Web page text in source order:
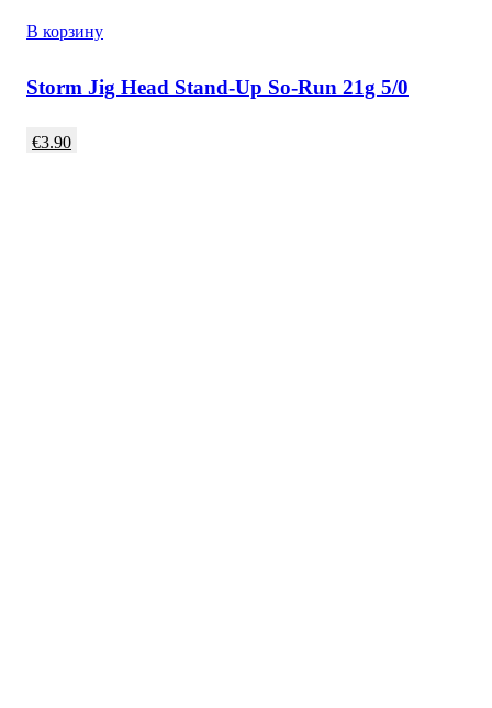
В корзину
Storm Jig Head Stand-Up So-Run 21g 5/0
€3.90